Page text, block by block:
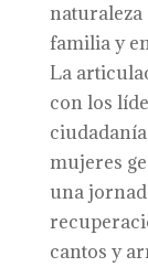
naturaleza
familia y
La
con los
mujeres
una
cantos y